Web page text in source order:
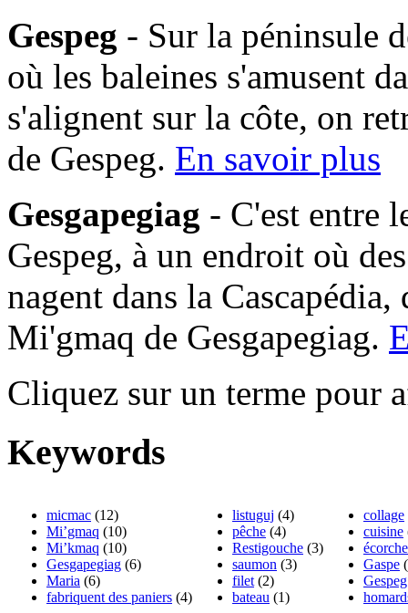
Gespeg - Sur la péninsule
où les baleines s'amusent
s'alignent sur la côte, on
de Gespeg. En savoir plus
Gesgapegiag - C'est entre
Gespeg, à un endroit où
nagent dans la
Mi'gmaq de Gesgapegiag.
Cliquez sur un terme pour
Keywords
micmac (12)
Mi’gmaq (10)
Mi’kmaq (10)
Gesgapegiag (6)
Maria (6)
fabriquent des paniers (4)
listuguj (4)
pêche (4)
Restigouche (3)
saumon (3)
filet (2)
bateau (1)
collage
cuisine
Gaspe
Gespeg